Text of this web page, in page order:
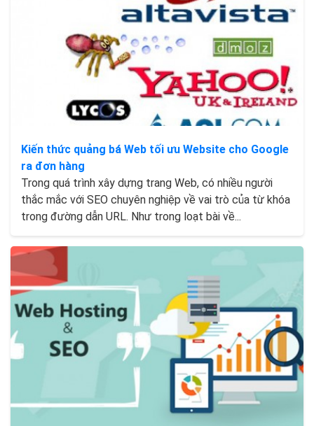
Kiến thức quảng bá Web tối ưu Website cho Google
ra đơn hàng
Trong quá trình xây dựng trang Web, có nhiều người
thắc mắc với SEO chuyên nghiệp về vai trò của từ khóa
trong đường dẫn URL. Như trong loạt bài về...